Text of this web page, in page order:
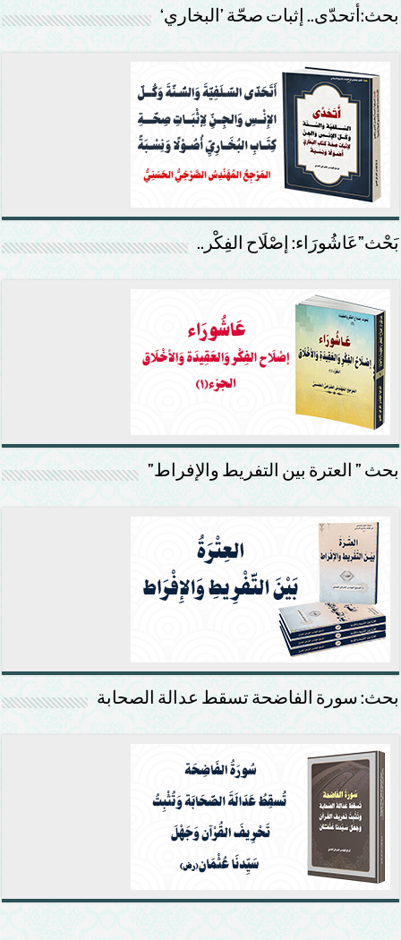
بحث:أتحدّى.. إثبات صحّة ’البخاري‘
بَحْث”عَاشُورَاء: إصْلَاح الفِكْر..
بحث ” العترة بين التفريط والإفراط”
بحث: سورة الفاضحة تسقط عدالة الصحابة